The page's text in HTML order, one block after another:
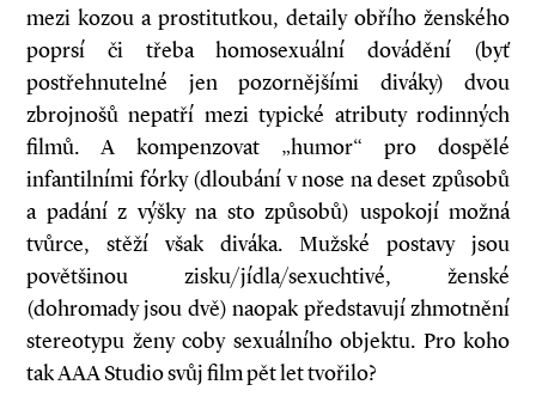
mezi kozou a prostitutkou, detaily obřího ženského
poprsí či třeba homosexuální dovádění (byť
postřehnutelné jen pozornějšími diváky) dvou
zbrojnošů nepatří mezi typické atributy rodinných
filmů. A kompenzovat „humor“ pro dospělé
infantilními fórky (dloubání v nose na deset způsobů
a padání z výšky na sto způsobů) uspokojí možná
tvůrce, stěží však diváka. Mužské postavy jsou
povětšinou zisku/jídla/sexuchtivé, ženské
(dohromady jsou dvě) naopak představují zhmotnění
stereotypu ženy coby sexuálního objektu. Pro koho
tak AAA Studio svůj film pět let tvořilo?